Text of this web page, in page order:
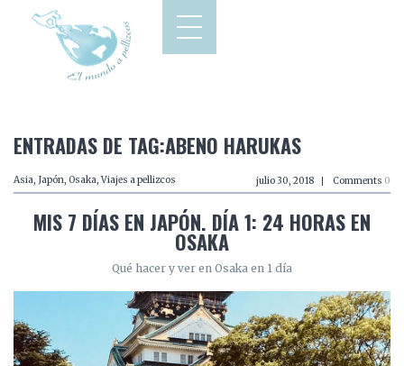
ENTRADAS DE TAG:ABENO HARUKAS
Asia, Japón, Osaka, Viajes a pellizcos julio 30, 2018 Comments 0
MIS 7 DÍAS EN JAPÓN. DÍA 1: 24 HORAS EN
OSAKA
Qué hacer y ver en Osaka en 1 día